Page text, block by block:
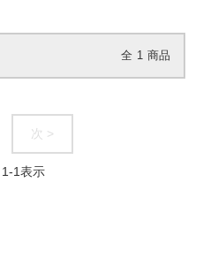
全 1 商品
次 >
1-1表示